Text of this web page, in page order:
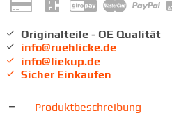
Originalteile - OE Qualität
info@ruehlicke.de
info@liekup.de
Sicher Einkaufen
Produktbeschreibung